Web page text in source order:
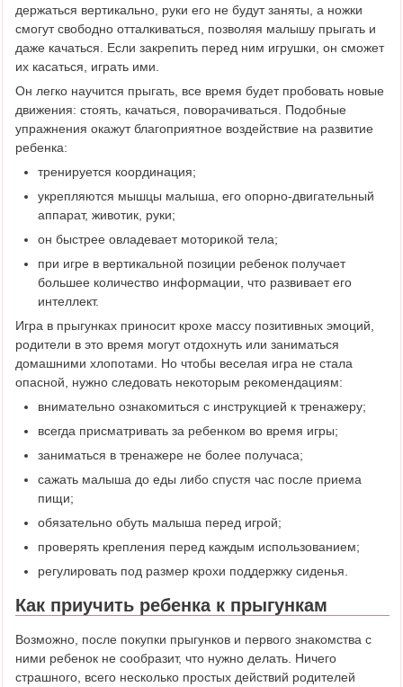
держаться вертикально, руки его не будут заняты, а ножки
смогут свободно отталкиваться, позволяя малышу прыгать и
даже качаться. Если закрепить перед ним игрушки, он сможет
их касаться, играть ими.
Он легко научится прыгать, все время будет пробовать новые
движения: стоять, качаться, поворачиваться. Подобные
упражнения окажут благоприятное воздействие на развитие
ребенка:
тренируется координация;
укрепляются мышцы малыша, его опорно-двигательный
аппарат, животик, руки;
он быстрее овладевает моторикой тела;
при игре в вертикальной позиции ребенок получает
большее количество информации, что развивает его
интеллект.
Игра в прыгунках приносит крохе массу позитивных эмоций,
родители в это время могут отдохнуть или заниматься
домашними хлопотами. Но чтобы веселая игра не стала
опасной, нужно следовать некоторым рекомендациям:
внимательно ознакомиться с инструкцией к тренажеру;
всегда присматривать за ребенком во время игры;
заниматься в тренажере не более получаса;
сажать малыша до еды либо спустя час после приема
пищи;
обязательно обуть малыша перед игрой;
проверять крепления перед каждым использованием;
регулировать под размер крохи поддержку сиденья.
Как приучить ребенка к прыгункам
Возможно, после покупки прыгунков и первого знакомства с
ними ребенок не сообразит, что нужно делать. Ничего
страшного, всего несколько простых действий родителей